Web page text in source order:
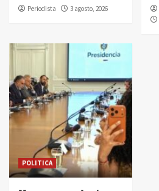
Periodista 3 agosto, 2026
POLITICA